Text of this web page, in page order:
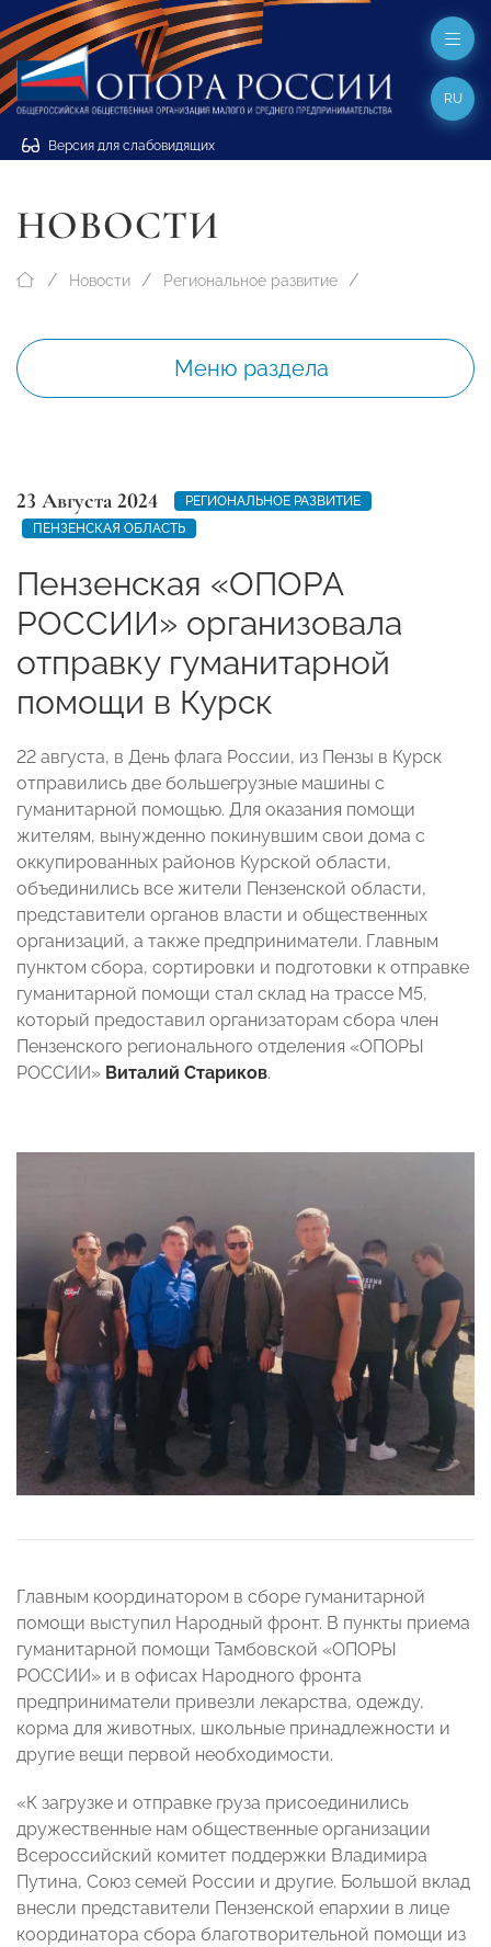
Версия для слабовидящих
RU
НОВОСТИ
Новости Региональное развитие
Меню раздела
23 Августа 2024
РЕГИОНАЛЬНОЕ РАЗВИТИЕ
ПЕНЗЕНСКАЯ ОБЛАСТЬ
Пензенская «ОПОРА
РОССИИ» организовала
отправку гуманитарной
помощи в Курск
22 августа, в День флага России, из Пензы в Курск
отправились две большегрузные машины с
гуманитарной помощью. Для оказания помощи
жителям, вынужденно покинувшим свои дома с
оккупированных районов Курской области,
объединились все жители Пензенской области,
представители органов власти и общественных
организаций, а также предприниматели. Главным
пунктом сбора, сортировки и подготовки к отправке
гуманитарной помощи стал склад на трассе М5,
который предоставил организаторам сбора член
Пензенского регионального отделения «ОПОРЫ
РОССИИ» Виталий Стариков.
Главным координатором в сборе гуманитарной
помощи выступил Народный фронт. В пункты приема
гуманитарной помощи Тамбовской «ОПОРЫ
РОССИИ» и в офисах Народного фронта
предприниматели привезли лекарства, одежду,
корма для животных, школьные принадлежности и
другие вещи первой необходимости.
«К загрузке и отправке груза присоединились
дружественные нам общественные организации
Всероссийский комитет поддержки Владимира
Путина, Союз семей России и другие. Большой вклад
внесли представители Пензенской епархии в лице
координатора сбора благотворительной помощи из